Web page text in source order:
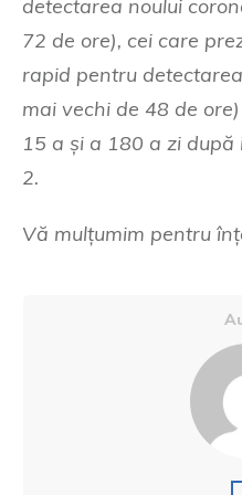
detectarea noului
72 de ore), cei care
rapid pentru
mai vechi de 48 de
15 a și a 180 a zi după
2.
Vă mulțumim pentru